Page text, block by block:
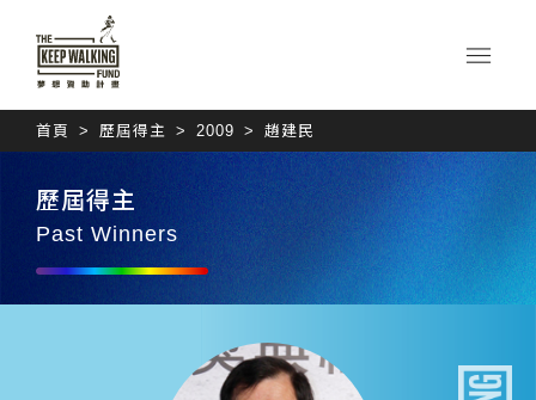
首頁 歷屆得主 2009 趙建民
歷屆得主
Past Winners